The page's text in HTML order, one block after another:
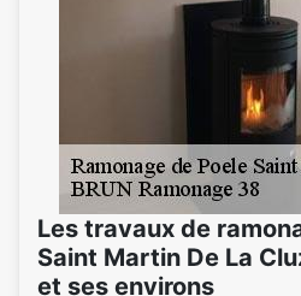
Les travaux de
Saint Martin De La
et ses environs